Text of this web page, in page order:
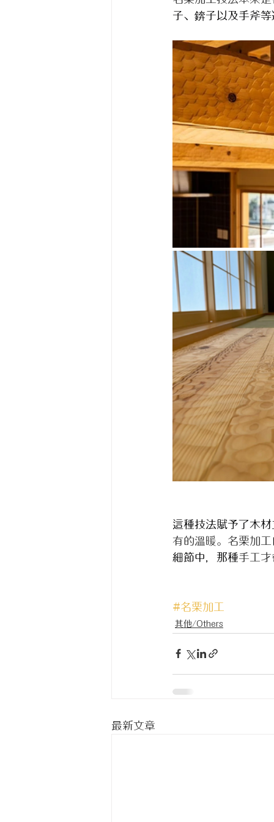
子、錛子以及手斧等
這種技法賦予了木材
有的溫暖。名栗加工
細節中，那種手工
#名栗加工
其他/Others
最新文章